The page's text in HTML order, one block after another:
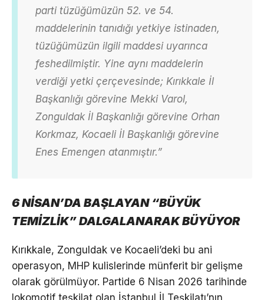
parti tüzüğümüzün 52. ve 54.
maddelerinin tanıdığı yetkiye istinaden,
tüzüğümüzün ilgili maddesi uyarınca
feshedilmiştir. Yine aynı maddelerin
verdiği yetki çerçevesinde; Kırıkkale İl
Başkanlığı görevine Mekki Varol,
Zonguldak İl Başkanlığı görevine Orhan
Korkmaz, Kocaeli İl Başkanlığı görevine
Enes Emengen atanmıştır.”
6 NİSAN’DA BAŞLAYAN “BÜYÜK
TEMİZLİK” DALGALANARAK BÜYÜYOR
Kırıkkale, Zonguldak ve Kocaeli’deki bu ani
operasyon, MHP kulislerinde münferit bir gelişme
olarak görülmüyor. Partide 6 Nisan 2026 tarihinde
lokomotif teşkilat olan İstanbul İl Teşkilatı’nın